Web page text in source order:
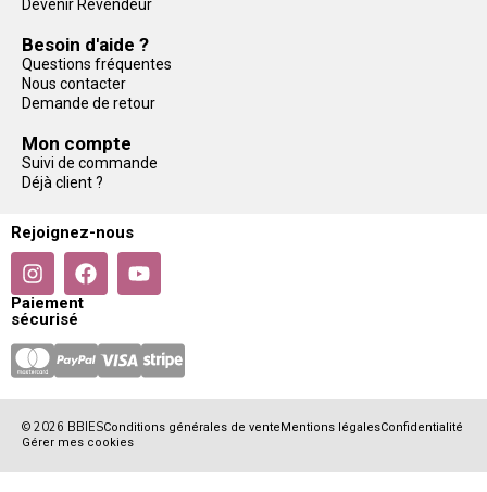
Devenir Revendeur
Besoin d'aide ?
Questions fréquentes
Nous contacter
Demande de retour
Mon compte
Suivi de commande
Déjà client ?
Rejoignez-nous
Paiement
sécurisé
© 2026 BBIESConditions générales de vente Mentions légalesConfidentialité
Gérer mes cookies